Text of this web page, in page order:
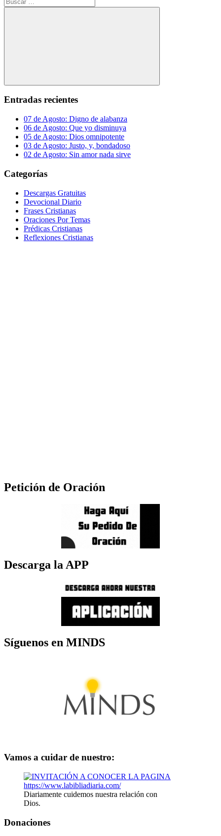
Buscar
Entradas recientes
07 de Agosto: Digno de alabanza
06 de Agosto: Que yo disminuya
05 de Agosto: Dios omnipotente
03 de Agosto: Justo, y, bondadoso
02 de Agosto: Sin amor nada sirve
Categorías
Descargas Gratuitas
Devocional Diario
Frases Cristianas
Oraciones Por Temas
Prédicas Cristianas
Reflexiones Cristianas
Petición de Oración
Descarga la APP
Síguenos en MINDS
Vamos a cuidar de nuestro:
Diariamente cuidemos nuestra relación con
Dios.
Donaciones